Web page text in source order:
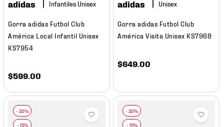
adidas
Gorra adidas Futbol Club
América Local Infantil Unisex
KS7954
$599 .00
adidas
Gorra adidas Futbol Club
América Visita Unisex KS7968
$649 .00